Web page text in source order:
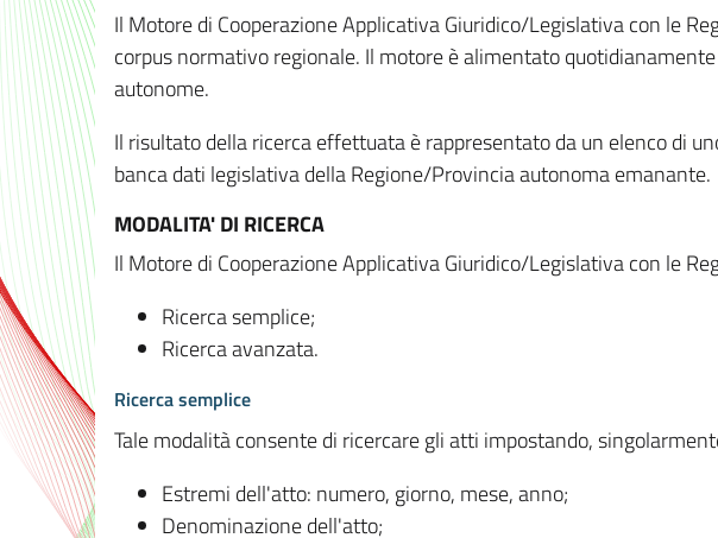
Il Motore di Cooperazione Applicativa Giuridico/Legislativa con le
corpus normativo regionale. Il motore è alimentato
autonome.
Il risultato della ricerca effettuata è rappresentato da un elenco di
banca dati legislativa della Regione/Provincia autonoma emanante.
MODALITA' DI RICERCA
Il Motore di Cooperazione Applicativa Giuridico/Legislativa con le
Ricerca semplice;
Ricerca avanzata.
Ricerca semplice
Tale modalità consente di ricercare gli atti impostando,
Estremi dell'atto: numero, giorno, mese, anno;
Denominazione dell'atto;